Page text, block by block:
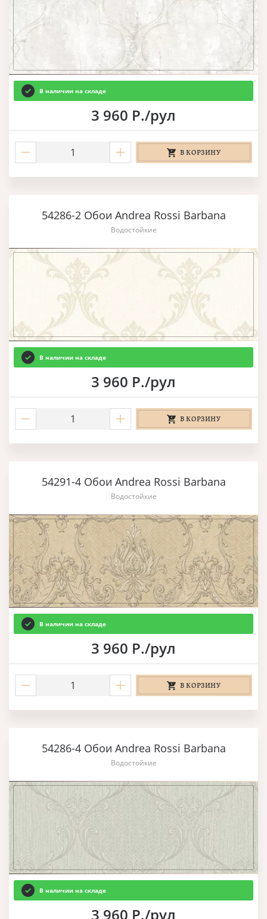
В наличии на складе
3 960 Р./рул
В КОРЗИНУ
54286-2 Обои Andrea Rossi Barbana
Водостойкие
В наличии на складе
3 960 Р./рул
В КОРЗИНУ
54291-4 Обои Andrea Rossi Barbana
Водостойкие
В наличии на складе
3 960 Р./рул
В КОРЗИНУ
54286-4 Обои Andrea Rossi Barbana
Водостойкие
В наличии на складе
3 960 Р./рул